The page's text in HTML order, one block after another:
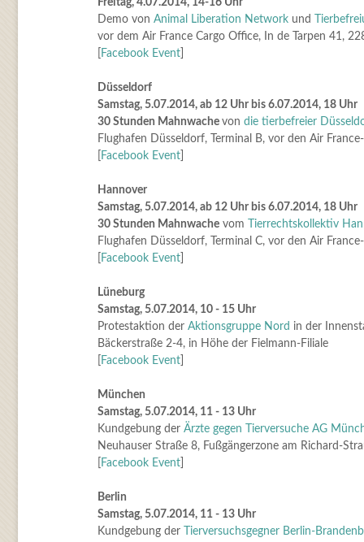
Freitag, 4.07.2014, 14-16 Uhr
Demo von Animal Liberation Networkund
vor dem Air France Cargo Office, In de Tarpen 41,
Facebook Event]
Düsseldorf
Samstag, 5.07.2014, ab 12 Uhr bis 6.07.2014, 18 Uhr
30 Stunden Mahnwache von die tierbefreier
Flughafen Düsseldorf, Terminal B, vor den Air
Facebook Event]
Hannover
Samstag, 5.07.2014, ab 12 Uhr bis 6.07.2014, 18 Uhr
30 Stunden Mahnwachevom
Tierrechtskollektiv
Flughafen Düsseldorf, Terminal C, vor den Air
Facebook Event]
Lüneburg
Samstag, 5.07.2014, 10 - 15 Uhr
Protestaktion der Aktionsgruppe Nord in der
Bäckerstraße 2-4, in Höhe der Fielmann-Filiale
Facebook Event]
München
Samstag, 5.07.2014, 11 - 13 Uhr
Kundgebung der Ärzte gegen Tierversuche AG
Neuhauser Straße 8, Fußgängerzone am Richard-
Facebook Event]
Berlin
Samstag, 5.07.2014, 11 - 13 Uhr
Kundgebung der
Tierversuchsgegner Berlin-